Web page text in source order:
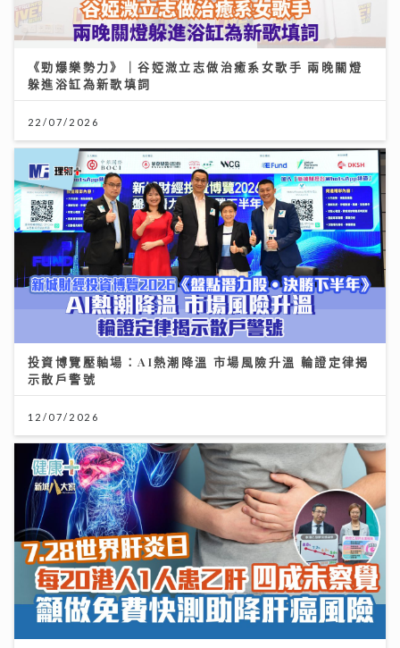
《勁爆樂勢力》｜谷婭溦立志做治癒系女歌手 兩晚關燈
躲進浴缸為新歌填詞
22/07/2026
投資博覽壓軸場：AI熱潮降溫 市場風險升溫 輪證定律揭
示散戶警號
12/07/2026